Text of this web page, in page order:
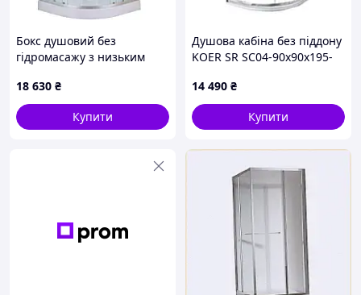
Бокс душовий без
гідромасажу з низьким
SB02-90x90x215-FB SATIN
матове скло 4мм (MI6886)
18 630 ₴
Купити
Душова кабіна без піддону
KOER SR SC04-90x90x195-
CLEAN 5мм SS COLOR
(KR5682)
14 490 ₴
Купити